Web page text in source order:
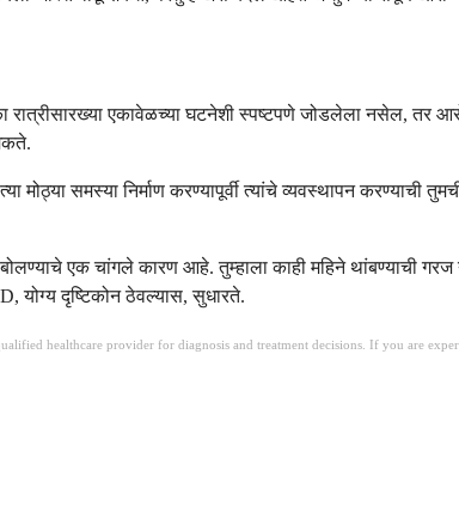
एकावेळच्या घटनेशी स्पष्टपणे जोडलेला नसेल, तर
मोठ्या समस्या निर्माण करण्यापूर्वी त्यांचे व्यवस्थापन
एक चांगले कारण आहे. तुम्हाला काही महिने थांबण्याची
योग्य दृष्टिकोन ठेवल्यास, सुधारते.
healthcare provider for diagnosis and treatment decisions. If you are